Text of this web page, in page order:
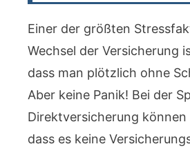
Einer der größten
Wechsel der Versicherung
dass man plötzlich ohne
Aber keine Panik! Bei der
Direktversicherung können
dass es keine